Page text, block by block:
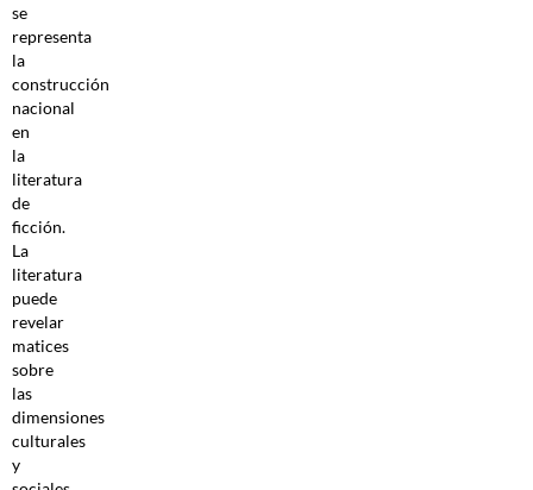
se
representa
la
construcción
nacional
en
la
literatura
de
ficción.
La
literatura
puede
revelar
matices
sobre
las
dimensiones
culturales
y